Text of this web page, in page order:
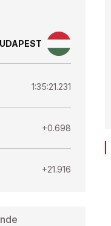
1:35:21.231
+0.698
+21.916